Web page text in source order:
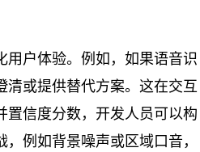
用户体验。例如，如果语音识
清或提供替代方案。这在交互
置信度分数，开发人员可以构
例如背景噪声或区域口音，